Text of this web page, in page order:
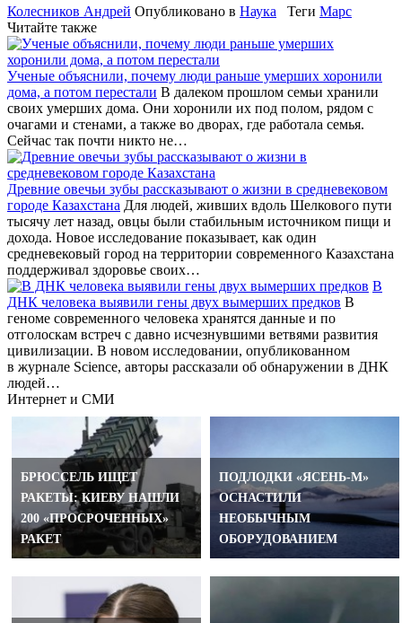
Колесников Андрей Опубликовано в Наука Теги Марс
Читайте также
Ученые объяснили, почему люди раньше умерших хоронили
дома, а потом перестали В далеком прошлом семьи хранили
своих умерших дома. Они хоронили их под полом, рядом с
очагами и стенами, а также во дворах, где работала семья.
Сейчас так почти никто не…
Древние овечьи зубы рассказывают о жизни в средневековом
городе Казахстана Для людей, живших вдоль Шелкового пути
тысячу лет назад, овцы были стабильным источником пищи и
дохода. Новое исследование показывает, как один
средневековый город на территории современного Казахстана
поддерживал здоровье своих…
В
ДНК человека выявили гены двух вымерших предков В
геноме современного человека хранятся данные и по
отголоскам встреч с давно исчезнувшими ветвями развития
цивилизации. В новом исследовании, опубликованном
в журнале Science, авторы рассказали об обнаружении в ДНК
людей…
Интернет и СМИ
БРЮССЕЛЬ ИЩЕТ
РАКЕТЫ: КИЕВУ НАШЛИ
200 «ПРОСРОЧЕННЫХ»
РАКЕТ
ПОДЛОДКИ «ЯСЕНЬ-М»
ОСНАСТИЛИ
НЕОБЫЧНЫМ
ОБОРУДОВАНИЕМ